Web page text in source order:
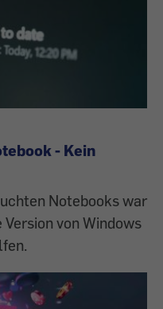
- Kein
Notebooks war
von Windows